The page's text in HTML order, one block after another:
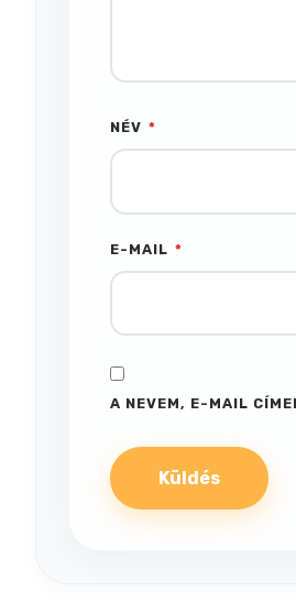
NÉV *
E-MAIL *
A NEVEM, E-MAIL